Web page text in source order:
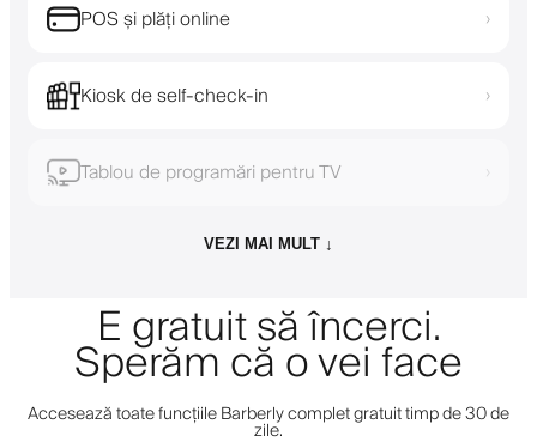
POS și plăți online ›
Kiosk de self-check-in ›
Tablou de programări pentru TV ›
VEZI MAI MULT ↓
E gratuit să încerci.
Sperăm că o vei face
Accesează toate funcțiile Barberly complet gratuit timp de 30 de
zile.